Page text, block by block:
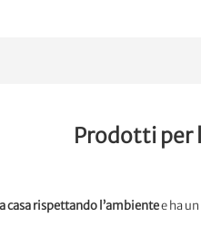
Prodotti per
casa rispettando l’ambientee ha